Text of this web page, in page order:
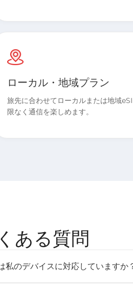
ローカル・地域プラン
旅先に合わせてローカルまたは地域
限なく通信を楽しめます。
ある質問
のデバイスに対応していますか